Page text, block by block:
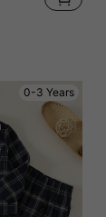
0-3 Years